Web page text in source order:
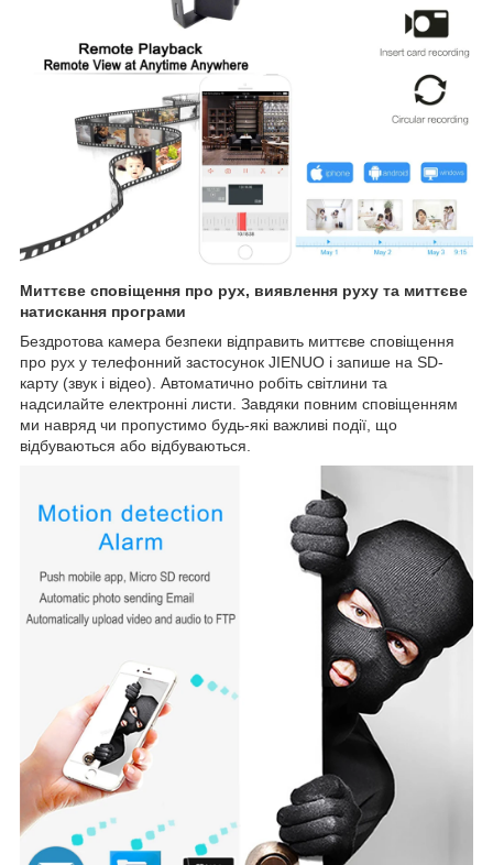
Миттєве сповіщення про рух, виявлення руху та миттєве
натискання програми
Бездротова камера безпеки відправить миттєве сповіщення
про рух у телефонний застосунок JIENUO і запише на SD-
карту (звук і відео). Автоматично робіть світлини та
надсилайте електронні листи. Завдяки повним сповіщенням
ми навряд чи пропустимо будь-які важливі події, що
відбуваються або відбуваються.